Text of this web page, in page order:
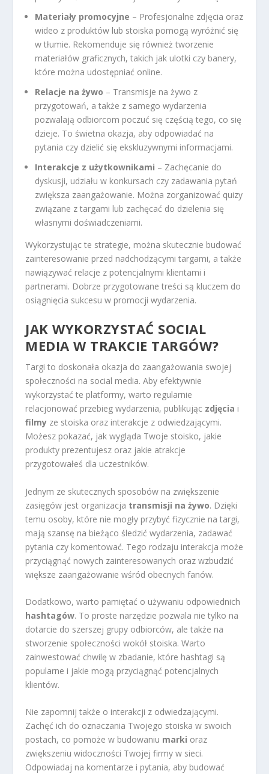
Materiały promocyjne – Profesjonalne zdjęcia oraz
wideo z produktów lub stoiska pomogą wyróżnić się
w tłumie. Rekomenduje się również tworzenie
materiałów graficznych, takich jak ulotki czy banery,
które można udostępniać online.
Relacje na żywo – Transmisje na żywo z
przygotowań, a także z samego wydarzenia
pozwalają odbiorcom poczuć się częścią tego, co się
dzieje. To świetna okazja, aby odpowiadać na
pytania czy dzielić się ekskluzywnymi informacjami.
Interakcje z użytkownikami – Zachęcanie do
dyskusji, udziału w konkursach czy zadawania pytań
zwiększa zaangażowanie. Można zorganizować quizy
związane z targami lub zachęcać do dzielenia się
własnymi doświadczeniami.
Wykorzystując te strategie, można skutecznie budować
zainteresowanie przed nadchodzącymi targami, a także
nawiązywać relacje z potencjalnymi klientami i
partnerami. Dobrze przygotowane treści są kluczem do
osiągnięcia sukcesu w promocji wydarzenia.
JAK WYKORZYSTAĆ SOCIAL
MEDIA W TRAKCIE TARGÓW?
Targi to doskonała okazja do zaangażowania swojej
społeczności na social media. Aby efektywnie
wykorzystać te platformy, warto regularnie
relacjonować przebieg wydarzenia, publikując zdjęcia i
filmy ze stoiska oraz interakcje z odwiedzającymi.
Możesz pokazać, jak wygląda Twoje stoisko, jakie
produkty prezentujesz oraz jakie atrakcje
przygotowałeś dla uczestników.
Jednym ze skutecznych sposobów na zwiększenie
zasięgów jest organizacja transmisji na żywo. Dzięki
temu osoby, które nie mogły przybyć fizycznie na targi,
mają szansę na bieżąco śledzić wydarzenia, zadawać
pytania czy komentować. Tego rodzaju interakcja może
przyciągnąć nowych zainteresowanych oraz wzbudzić
większe zaangażowanie wśród obecnych fanów.
Dodatkowo, warto pamiętać o używaniu odpowiednich
hashtagów. To proste narzędzie pozwala nie tylko na
dotarcie do szerszej grupy odbiorców, ale także na
stworzenie społeczności wokół stoiska. Warto
zainwestować chwilę w zbadanie, które hashtagi są
popularne i jakie mogą przyciągnąć potencjalnych
klientów.
Nie zapomnij także o interakcji z odwiedzającymi.
Zachęć ich do oznaczania Twojego stoiska w swoich
postach, co pomoże w budowaniu marki oraz
zwiększeniu widoczności Twojej firmy w sieci.
Odpowiadaj na komentarze i pytania, aby budować